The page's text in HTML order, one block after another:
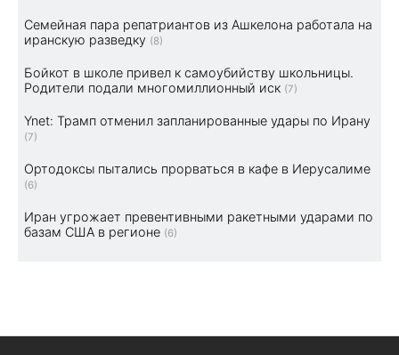
Семейная пара репатриантов из Ашкелона работала на
иранскую разведку (8)
Бойкот в школе привел к самоубийству школьницы.
Родители подали многомиллионный иск (7)
Ynet: Трамп отменил запланированные удары по Ирану
(7)
Ортодоксы пытались прорваться в кафе в Иерусалиме
(6)
Иран угрожает превентивными ракетными ударами по
базам США в регионе (6)